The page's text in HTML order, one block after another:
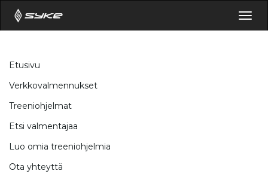
Etusivu
Verkkovalmennukset
Treeniohjelmat
Etsi valmentajaa
Luo omia treeniohjelmia
Ota yhteyttä